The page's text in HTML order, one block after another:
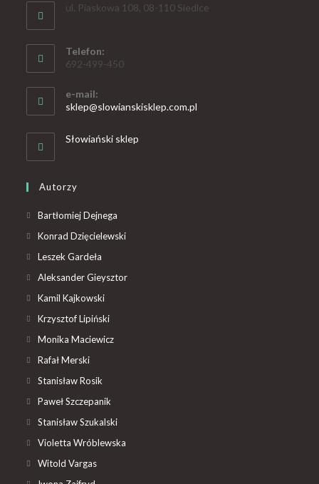
ul. Piaskowa 108, 08-110 Siedlce
Telefon:
692-499-450
e-mail:
sklep@slowianskisklep.com.pl
Słowiański sklep
Autorzy
Bartłomiej Dejnega
Konrad Dzięcielewski
Leszek Gardeła
Aleksander Gieysztor
Kamil Kajkowski
Krzysztof Lipiński
Monika Maciewicz
Rafał Merski
Stanisław Rosik
Paweł Szczepanik
Stanisław Szukalski
Violetta Wróblewska
Witold Vargas